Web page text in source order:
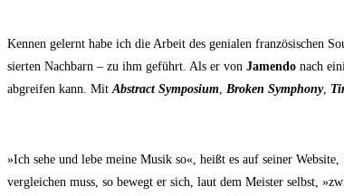
Ken­nen gelernt habe ich die Arbeit des genia­len fran­zö­si­schen
sier­ten Nach­barn – zu ihm geführt. Als er von Jamen­do nach
abgrei­fen kann. Mit Abs­tract Sym­po­si­um Bro­ken Sym­pho­ny,
»Ich sehe und lebe mei­ne Musik so«, heißt es auf sei­ner
ver­glei­chen muss, so bewegt er sich, laut dem Meis­ter selbst,